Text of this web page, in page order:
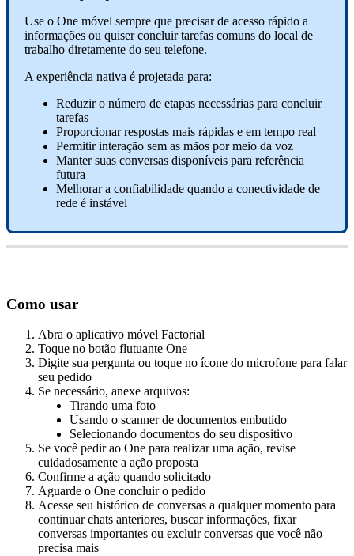
Use o One móvel sempre que precisar de acesso rápido a
informações ou quiser concluir tarefas comuns do local de
trabalho diretamente do seu telefone.
A experiência nativa é projetada para:
Reduzir o número de etapas necessárias para concluir
tarefas
Proporcionar respostas mais rápidas e em tempo real
Permitir interação sem as mãos por meio da voz
Manter suas conversas disponíveis para referência
futura
Melhorar a confiabilidade quando a conectividade de
rede é instável
Como usar
Abra o aplicativo móvel Factorial
Toque no botão flutuante One
Digite sua pergunta ou toque no ícone do microfone para falar
seu pedido
Se necessário, anexe arquivos:
Tirando uma foto
Usando o scanner de documentos embutido
Selecionando documentos do seu dispositivo
Se você pedir ao One para realizar uma ação, revise
cuidadosamente a ação proposta
Confirme a ação quando solicitado
Aguarde o One concluir o pedido
Acesse seu histórico de conversas a qualquer momento para
continuar chats anteriores, buscar informações, fixar
conversas importantes ou excluir conversas que você não
precisa mais